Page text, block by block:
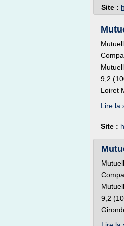
Site :
9,2
Loiret
Lire la
Site :
9,2